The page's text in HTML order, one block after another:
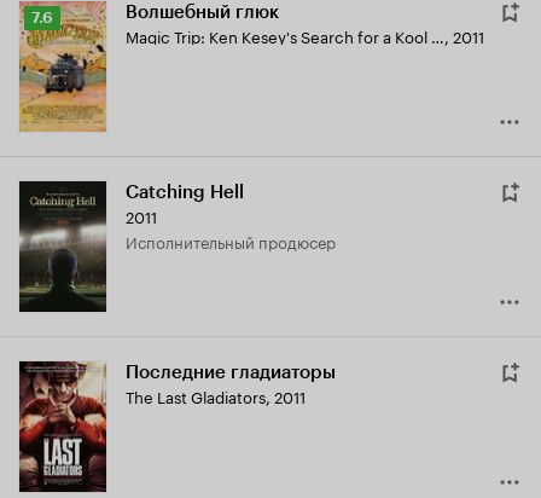
Рейтинг
Кинопоиска
7.6
7.6 Волшебный глюк
Magic Trip: Ken Kesey's Search for a Kool Place, 2011
Catching Hell
2011
исполнительный продюсер
Последние гладиаторы
The Last Gladiators, 2011